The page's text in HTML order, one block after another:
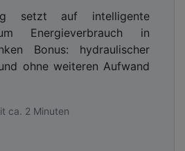
setzt auf intelligente
Energieverbrauch in
Bonus: hydraulischer
ohne weiteren Aufwand
ca. 2 Minuten